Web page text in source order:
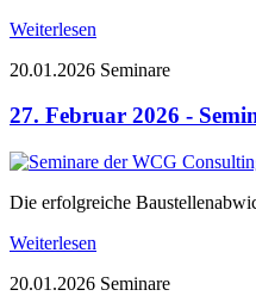
Weiterlesen
20.01.2026 Seminare
27. Februar 2026 -
Die erfolgreiche
Weiterlesen
20.01.2026 Seminare